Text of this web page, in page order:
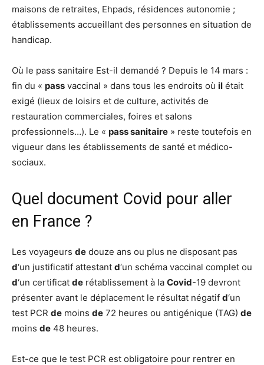
maisons de retraites, Ehpads, résidences autonomie ;
établissements accueillant des personnes en situation de
handicap.
Où le pass sanitaire Est-il demandé ? Depuis le 14 mars :
fin du « pass vaccinal » dans tous les endroits où il était
exigé (lieux de loisirs et de culture, activités de
restauration commerciales, foires et salons
professionnels…). Le « pass sanitaire » reste toutefois en
vigueur dans les établissements de santé et médico-
sociaux.
Quel document Covid pour aller
en France ?
Les voyageurs de douze ans ou plus ne disposant pas
d‘un justificatif attestant d‘un schéma vaccinal complet ou
d‘un certificat de rétablissement à la Covid-19 devront
présenter avant le déplacement le résultat négatif d‘un
test PCR de moins de 72 heures ou antigénique (TAG) de
moins de 48 heures.
Est-ce que le test PCR est obligatoire pour rentrer en